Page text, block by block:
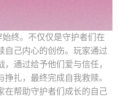
始终。不仅仅是守护者们在
自己内心的创伤。玩家通过
，通过给予他们爱与信任，
扎，最终完成自我救赎。
在帮助守护者们成长的自己